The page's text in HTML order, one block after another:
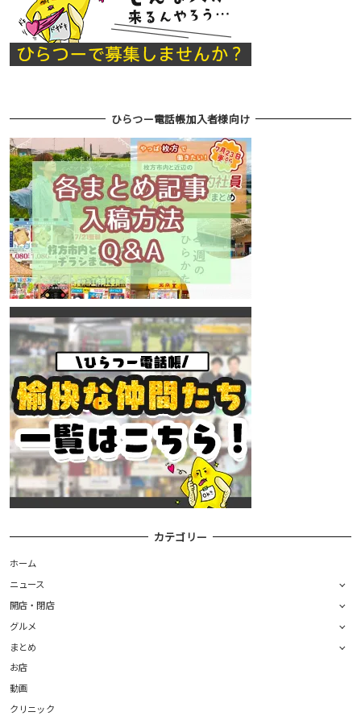
ひらつー電話帳加入者様向け
カテゴリー
ホーム
ニュース
開店・閉店
グルメ
まとめ
お店
動画
クリニック